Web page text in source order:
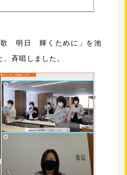
歌 明日 輝くために」を池
斉唱しました。